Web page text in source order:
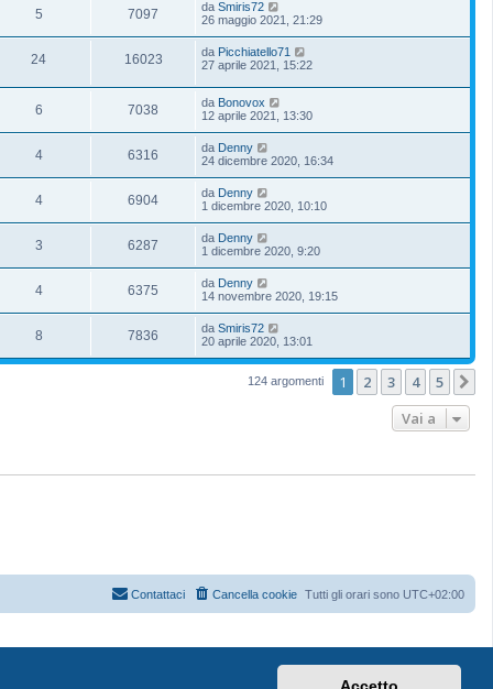
5 7097 da Smiris72
26 maggio 2021, 21:29
24 16023 da Picchiatello71
27 aprile 2021, 15:22
6 7038 da Bonovox
12 aprile 2021, 13:30
4 6316 da Denny
24 dicembre 2020, 16:34
4 6904 da Denny
1 dicembre 2020, 10:10
3 6287 da Denny
1 dicembre 2020, 9:20
4 6375 da Denny
14 novembre 2020, 19:15
8 7836 da Smiris72
20 aprile 2020, 13:01
124 argomenti 1 2 3 4 5
Vai a
Tutti gli orari sono UTC+02:00
Cancella cookie
Contattaci